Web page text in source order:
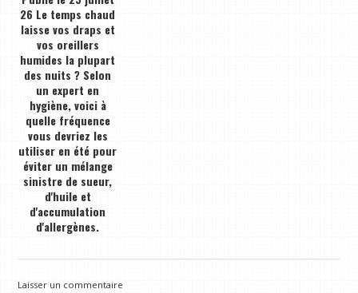
26 Le temps chaud
laisse vos draps et
vos oreillers
humides la plupart
des nuits ? Selon
un expert en
hygiène, voici à
quelle fréquence
vous devriez les
utiliser en été pour
éviter un mélange
sinistre de sueur,
d'huile et
d'accumulation
d'allergènes.
Laisser un commentaire